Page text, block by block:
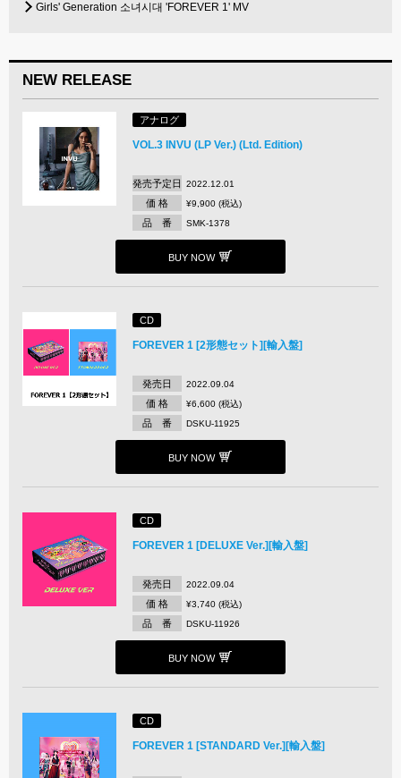
Girls' Generation 소녀시대 'FOREVER 1' MV
NEW RELEASE
アナログ
VOL.3 INVU (LP Ver.) (Ltd. Edition)
発売予定日 2022.12.01
価 格 ¥9,900 (税込)
品 番 SMK-1378
BUY NOW
CD
FOREVER 1 [2形態セット][輸入盤]
発売日 2022.09.04
価 格 ¥6,600 (税込)
品 番 DSKU-11925
BUY NOW
CD
FOREVER 1 [DELUXE Ver.][輸入盤]
発売日 2022.09.04
価 格 ¥3,740 (税込)
品 番 DSKU-11926
BUY NOW
CD
FOREVER 1 [STANDARD Ver.][輸入盤]